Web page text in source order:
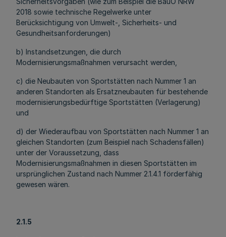
2018 sowie technische Regelwerke unter
Berücksichtigung von Umwelt-, Sicherheits- und
Gesundheitsanforderungen)
b) Instandsetzungen, die durch
Modernisierungsmaßnahmen verursacht werden,
c) die Neubauten von Sportstätten nach Nummer 1 an
anderen Standorten als Ersatzneubauten für bestehende
modernisierungsbedürftige Sportstätten (Verlagerung)
und
d) der Wiederaufbau von Sportstätten nach Nummer 1 an
gleichen Standorten (zum Beispiel nach Schadensfällen)
unter der Voraussetzung, dass
Modernisierungsmaßnahmen in diesen Sportstätten im
ursprünglichen Zustand nach Nummer 2.1.4.1 förderfähig
gewesen wären.
2.1.5